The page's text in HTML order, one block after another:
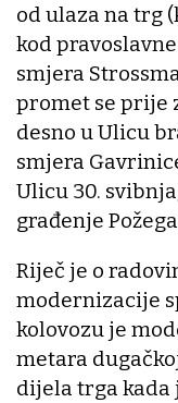
od ulaza na trg
kod
smjera
promet se prije
desno u Ulicu
smjera
Ulicu 30.
građenje
Riječ je o
modernizacije
kolovozu je
metara
dijela trga